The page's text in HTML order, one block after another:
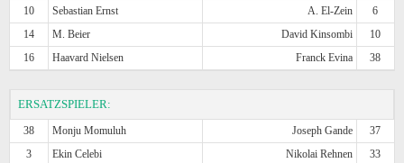
10
Sebastian Ernst A. El-Zein
6
14
M. Beier David Kinsombi
10
16
Haavard Nielsen Franck Evina 38
ERSATZSPIELER:
38 Monju Momuluh Joseph Gande
37
3
Ekin Celebi Nikolai Rehnen
33